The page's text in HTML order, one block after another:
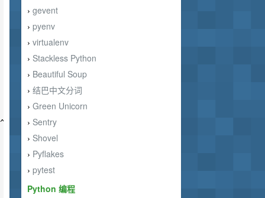
› gevent
› pyenv
› virtualenv
› Stackless Python
› Beautiful Soup
› 结巴中文分词
› Green Unicorn
› Sentry
› Shovel
› Pyflakes
› pytest
Python 编程